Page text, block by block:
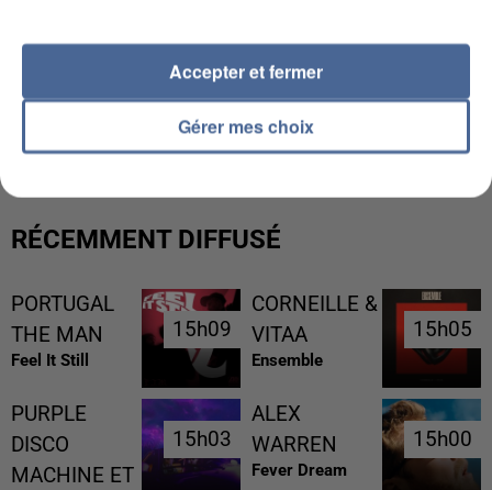
L’UN DES FONDATEURS SUPPOSÉS DE LA DZ
MAFIA INTERPELLÉ EN ALGÉRIE
RÉCEMMENT DIFFUSÉ
PORTUGAL
THE MAN
Feel It Still
15h09
15h09
CORNEILLE &
VITAA
Ensemble
15h05
15h05
PURPLE
DISCO
MACHINE ET
15h03
15h03
ALEX
WARREN
Fever Dream
15h00
15h00
Gérer mes choix
Accepter et fermer